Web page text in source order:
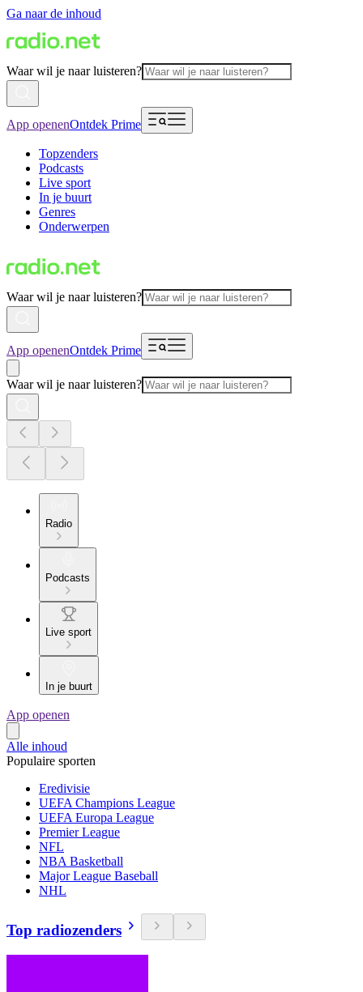
Ga naar de inhoud
Waar wil je naar luisteren?
App openenOntdek Prime
Topzenders
Podcasts
Live sport
In je buurt
Genres
Onderwerpen
Waar wil je naar luisteren?
App openenOntdek Prime
Waar wil je naar luisteren?
Radio
Podcasts
Live sport
In je buurt
App openen
Alle inhoud
Populaire sporten
Eredivisie
UEFA Champions League
UEFA Europa League
Premier League
NFL
NBA Basketball
Major League Baseball
NHL
Top radiozenders